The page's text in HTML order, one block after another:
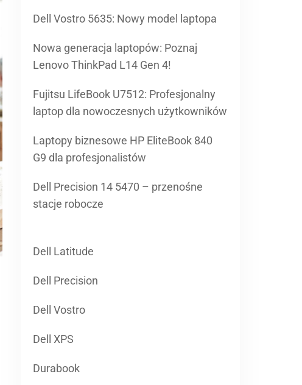
Dell Vostro 5635: Nowy model laptopa
Nowa generacja laptopów: Poznaj
Lenovo ThinkPad L14 Gen 4!
Fujitsu LifeBook U7512: Profesjonalny
laptop dla nowoczesnych użytkowników
Laptopy biznesowe HP EliteBook 840
G9 dla profesjonalistów
Dell Precision 14 5470 – przenośne
stacje robocze
Dell Latitude
Dell Precision
Dell Vostro
Dell XPS
Durabook